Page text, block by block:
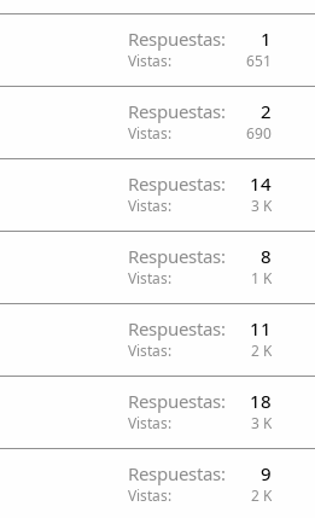
Respuestas 1
Vistas 651
Respuestas 2
Vistas 690
Respuestas 14
Vistas 3 K
Respuestas 8
Vistas 1 K
Respuestas 11
Vistas 2 K
Respuestas 18
Vistas 3 K
Respuestas 9
Vistas 2 K